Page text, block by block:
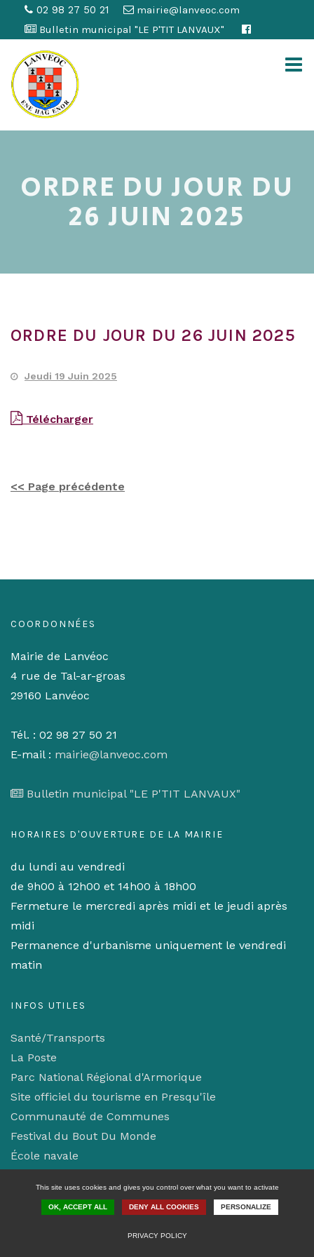
02 98 27 50 21
mairie@lanveoc.com
Bulletin municipal "LE P'TIT LANVAUX"
ORDRE DU JOUR DU
26 JUIN 2025
ORDRE DU JOUR DU 26 JUIN 2025
Jeudi 19 Juin 2025
Télécharger
<< Page précédente
COORDONNÉES
Mairie de Lanvéoc
4 rue de Tal-ar-groas
29160 Lanvéoc
Tél. : 02 98 27 50 21
E-mail : mairie@lanveoc.com
Bulletin municipal "LE P'TIT LANVAUX"
HORAIRES D'OUVERTURE DE LA MAIRIE
du lundi au vendredi
de 9h00 à 12h00 et 14h00 à 18h00
Fermeture le mercredi après midi et le jeudi après
midi
Permanence d'urbanisme uniquement le vendredi
matin
INFOS UTILES
Santé/Transports
La Poste
Parc National Régional d'Armorique
Site officiel du tourisme en Presqu'île
Communauté de Communes
Festival du Bout Du Monde
École navale
This site uses cookies and gives you control over what you want to activate
OK, ACCEPT ALL DENY ALL COOKIES PERSONALIZE
PRIVACY POLICY